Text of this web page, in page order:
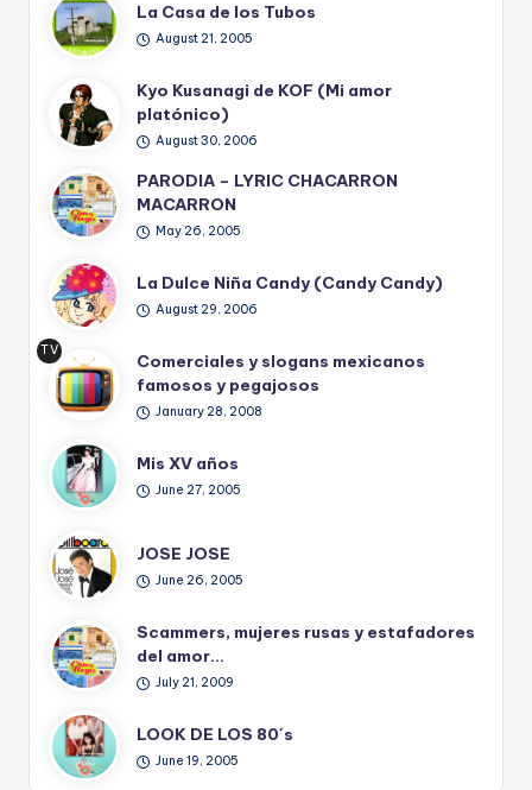
La Casa de los Tubos
August 21, 2005
Kyo Kusanagi de KOF (Mi amor
platónico)
August 30, 2006
PARODIA – LYRIC CHACARRON
MACARRON
May 26, 2005
La Dulce Niña Candy (Candy Candy)
August 29, 2006
TV
Ret
ro
Comerciales y slogans mexicanos
famosos y pegajosos
January 28, 2008
Mis XV años
June 27, 2005
JOSE JOSE
June 26, 2005
Scammers, mujeres rusas y estafadores
del amor…
July 21, 2009
LOOK DE LOS 80´s
June 19, 2005